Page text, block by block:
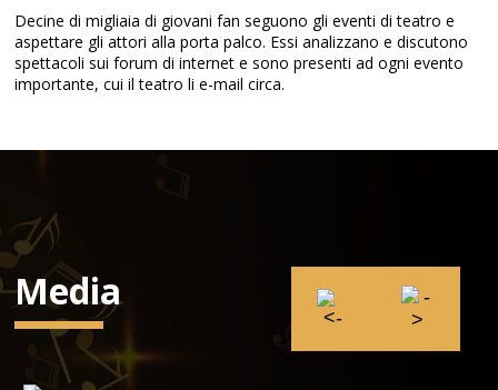
Decine di migliaia di giovani fan seguono gli eventi di teatro e
aspettare gli attori alla porta palco. Essi analizzano e discutono
spettacoli sui forum di internet e sono presenti ad ogni evento
importante, cui il teatro li e-mail circa.
Media